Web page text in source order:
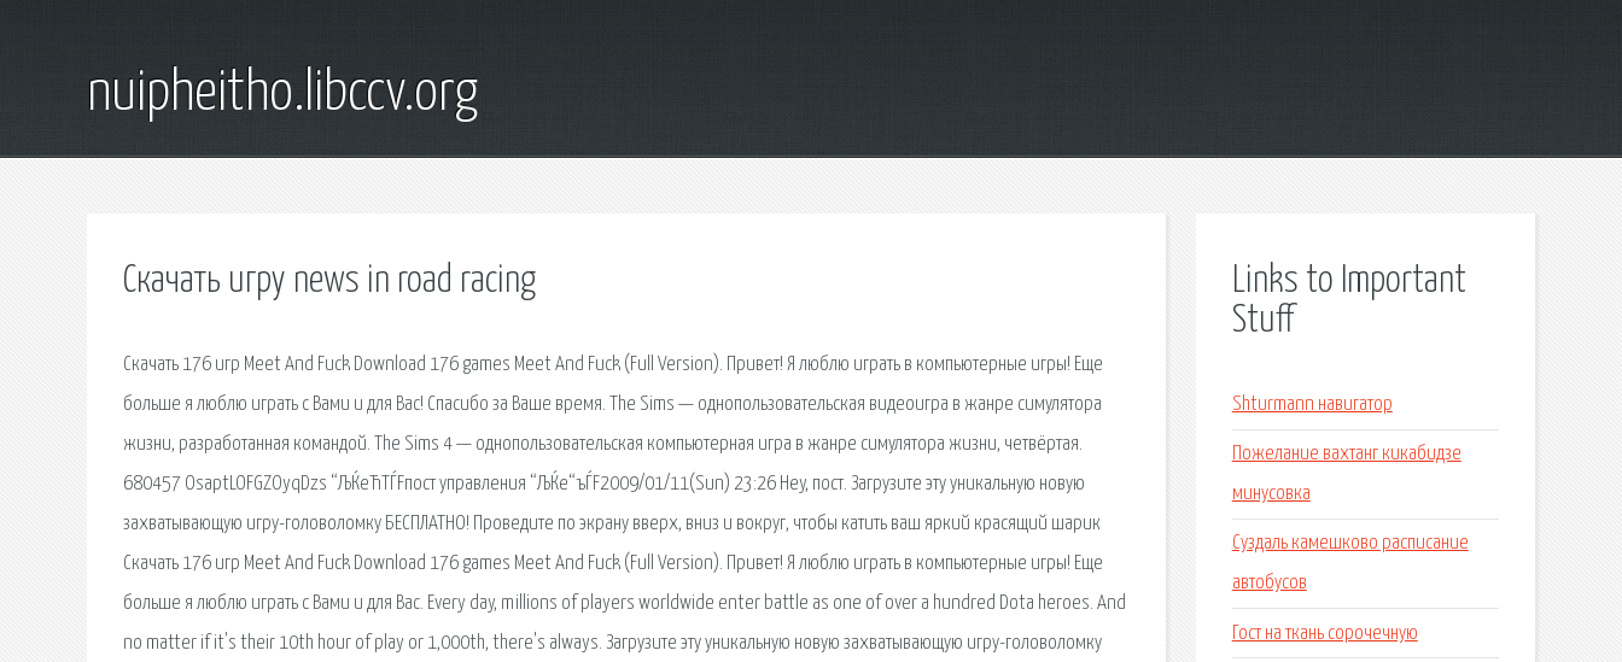
nuipheitho.libccv.org
Скачать игру news in road racing
Скачать 176 игр Meet And Fuck Download 176 games Meet And Fuck (Full Version). Привет! Я люблю играть в компьютерные игры! Еще
больше я люблю играть с Вами и для Вас! Спасибо за Ваше время. The Sims — однопользовательская видеоигра в жанре симулятора
жизни, разработанная командой. The Sims 4 — однопользовательская компьютерная игра в жанре симулятора жизни, четвёртая.
680457 OsaptLOFGZOyqDzs “ЉЌeЋТЃFпост управления “ЉЌe“ъЃF2009/01/11(Sun) 23:26 Hey, пост. Загрузите эту уникальную новую
захватывающую игру-головоломку БЕСПЛАТНО! Проведите по экрану вверх, вниз и вокруг, чтобы катить ваш яркий красящий шарик
Скачать 176 игр Meet And Fuck Download 176 games Meet And Fuck (Full Version). Привет! Я люблю играть в компьютерные игры! Еще
больше я люблю играть с Вами и для Вас. Every day, millions of players worldwide enter battle as one of over a hundred Dota heroes. And
no matter if it's their 10th hour of play or 1,000th, there's always. Загрузите эту уникальную новую захватывающую игру-головоломку
Links to Important
Stuff
Shturmann навигатор
Пожелание вахтанг кикабидзе
минусовка
Суздаль камешково расписание
автобусов
Гост на ткань сорочечную